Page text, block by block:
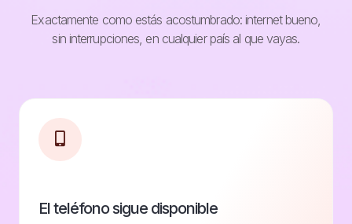
Exactamente como estás acostumbrado: internet bueno,
sin interrupciones, en cualquier país al que vayas.
El teléfono sigue disponible